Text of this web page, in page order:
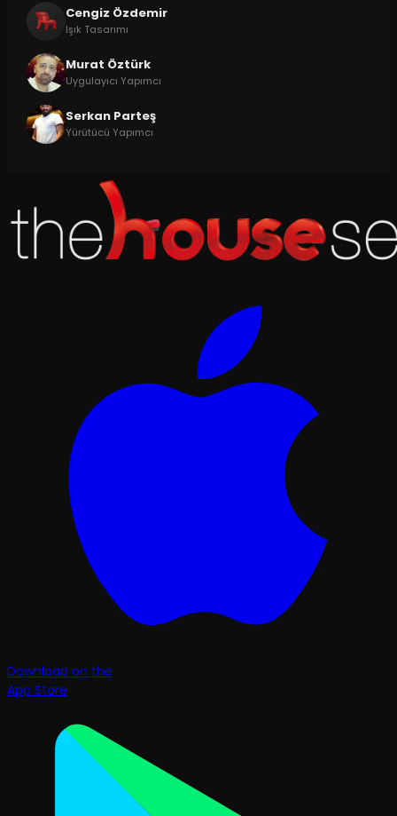
Cengiz Özdemir
Işık Tasarımı
Murat Öztürk
Uygulayıcı Yapımcı
Serkan Parteş
Yürütücü Yapımcı
Download on the
App Store